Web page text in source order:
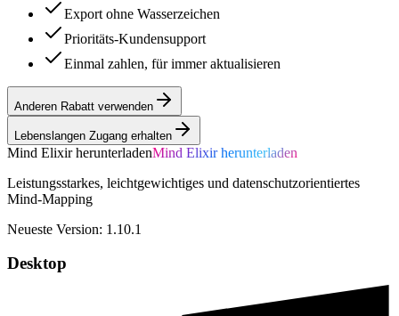
Export ohne Wasserzeichen
Prioritäts-Kundensupport
Einmal zahlen, für immer aktualisieren
Anderen Rabatt verwenden
Lebenslangen Zugang erhalten
Mind Elixir herunterladenMind Elixir herunterladen
Leistungsstarkes, leichtgewichtiges und datenschutzorientiertes
Mind-Mapping
Neueste Version: 1.10.1
Desktop